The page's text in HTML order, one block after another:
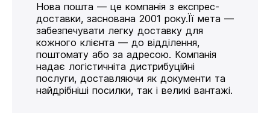
Нова пошта — це компанія з експрес-
доставки, заснована 2001 року.Її мета —
забезпечувати легку доставку для
кожного клієнта — до відділення,
поштомату або за адресою. Компанія
надає логістичніта дистрибуційні
послуги, доставляючи як документи та
найдрібніші посилки, так і великі вантажі.